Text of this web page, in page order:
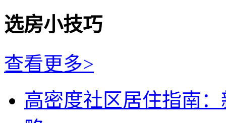
选房小技巧
查看更多>
高密度社区居住指南